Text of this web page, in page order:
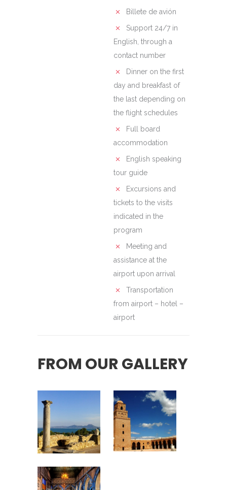
Billete de avión
Support 24/7 in
English, through a
contact number
Dinner on the first
day and breakfast of
the last depending on
the flight schedules
Full board
accommodation
English speaking
tour guide
Excursions and
tickets to the visits
indicated in the
program
Meeting and
assistance at the
airport upon arrival
Transportation
from airport – hotel –
airport
FROM OUR GALLERY